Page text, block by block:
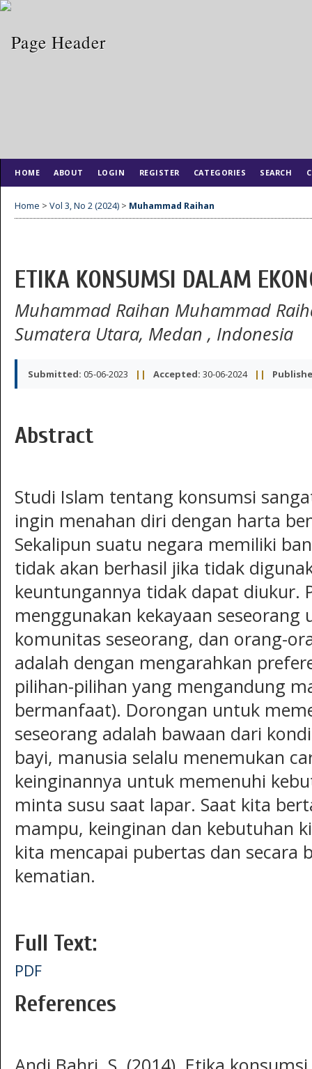
HOME ABOUT LOGIN REGISTER CATEGORIES SEARCH
Home > Vol 3, No 2 (2024) > Muhammad Raihan
ETIKA KONSUMSI DALAM
Muhammad Raihan Muhammad
Sumatera Utara, Medan , Indonesia
Submitted: 05-06-2023 || Accepted: 30-06-2024 ||
Abstract
Studi Islam tentang konsumsi
ingin menahan diri dengan harta
Sekalipun suatu negara memiliki
tidak akan berhasil jika tidak
keuntungannya tidak dapat diukur.
menggunakan kekayaan
komunitas seseorang, dan orang-
adalah dengan mengarahkan
pilihan-pilihan yang mengandung
bermanfaat). Dorongan untuk
seseorang adalah bawaan dari
bayi, manusia selalu menemukan
keinginannya untuk memenuhi
minta susu saat lapar. Saat kita
mampu, keinginan dan kebutuhan
kita mencapai pubertas dan secara
kematian.
Full Text:
PDF
References